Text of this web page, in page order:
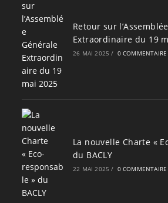
Retour sur
Extraordinaire du 19
26 MAI 2025 / 0 COMMENTAIRE
La nouvelle Charte «
du BACLY
22 MAI 2025 / 0 COMMENTAIRE